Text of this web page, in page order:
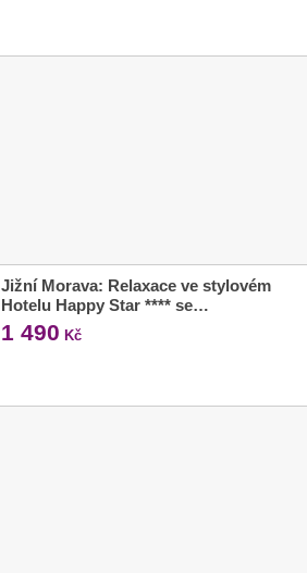
Jižní Morava: Relaxace ve stylovém
Hotelu Happy Star **** se…
1 490 Kč